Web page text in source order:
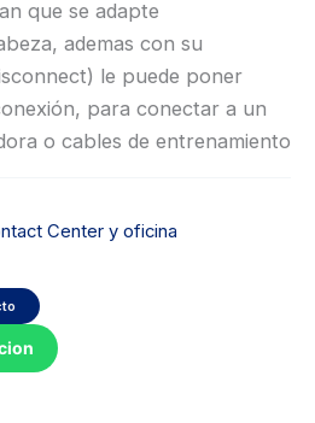
que se adapte
ademas con su
le puede poner
para conectar a un
o cables de entrenamiento
Center y oficina